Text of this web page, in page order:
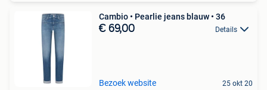
Cambio • Pearlie jeans blauw • 36
€ 69,00 Details
Bezoek website 25 okt 20